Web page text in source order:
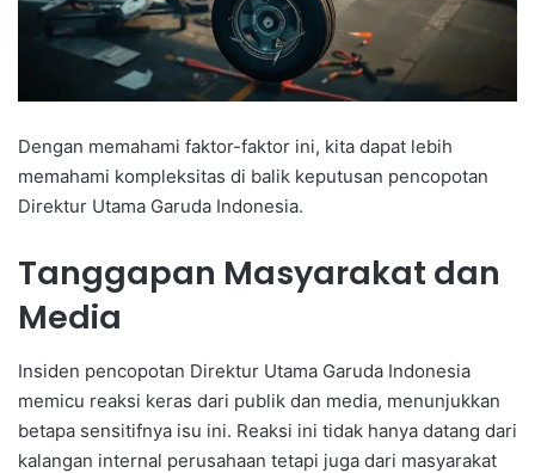
Dengan memahami faktor-faktor ini, kita dapat lebih
memahami kompleksitas di balik keputusan pencopotan
Direktur Utama Garuda Indonesia.
Tanggapan Masyarakat dan
Media
Insiden pencopotan Direktur Utama Garuda Indonesia
memicu reaksi keras dari publik dan media, menunjukkan
betapa sensitifnya isu ini. Reaksi ini tidak hanya datang dari
kalangan internal perusahaan tetapi juga dari masyarakat